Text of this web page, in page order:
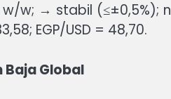
w; → stabil (≤±0,5%);
EGP/USD = 48,70.
Baja Global